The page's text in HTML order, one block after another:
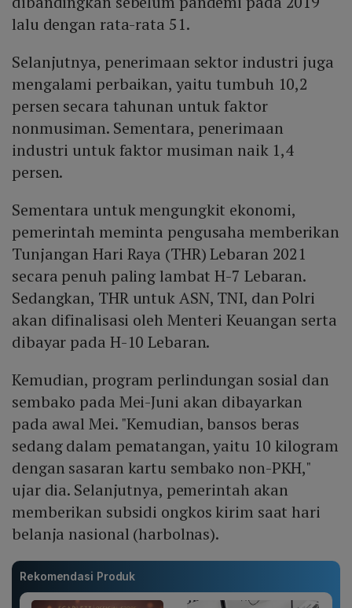
lalu dengan rata-rata 51.
Selanjutnya, penerimaan sektor industri juga
mengalami perbaikan, yaitu tumbuh 10,2
persen secara tahunan untuk faktor
nonmusiman. Sementara, penerimaan
industri untuk faktor musiman naik 1,4
persen.
Sementara untuk mengungkit ekonomi,
pemerintah meminta pengusaha memberikan
Tunjangan Hari Raya (THR) Lebaran 2021
secara penuh paling lambat H-7 Lebaran.
Sedangkan, THR untuk ASN, TNI, dan Polri
akan difinalisasi oleh Menteri Keuangan serta
dibayar pada H-10 Lebaran.
Kemudian, program perlindungan sosial dan
sembako pada Mei-Juni akan dibayarkan
pada awal Mei. "Kemudian, bansos beras
sedang dalam pematangan, yaitu 10 kilogram
dengan sasaran kartu sembako non-PKH,"
ujar dia. Selanjutnya, pemerintah akan
memberikan subsidi ongkos kirim saat hari
belanja nasional (harbolnas).
Rekomendasi Produk